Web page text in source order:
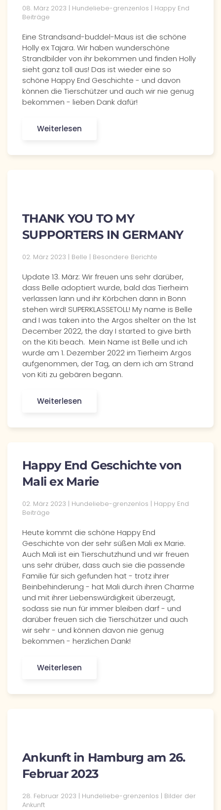
08. März 2023 | Hundeliebe-grenzenlos | Happy End
Beiträge
Eine Strandsand-buddel-Maus ist die schöne
Holly ex Tajara. Wir haben wunderschöne
Strandbilder von ihr bekommen und finden Holly
sieht ganz toll aus! Das ist wieder eine so
schöne Happy End Geschichte - und davon
können die Tierschützer und auch wir nie genug
bekommen - lieben Dank dafür!
Weiterlesen
THANK YOU TO MY
SUPPORTERS IN GERMANY
02. März 2023 | Belle | Besondere Berichte
Update 13. März: Wir freuen uns sehr darüber,
dass Belle adoptiert wurde, bald das Tierheim
verlassen lann und ihr Körbchen dann in Bonn
stehen wird! SUPERKLASSETOLL! My name is Belle
and I was taken into the Argos shelter on the 1st
December 2022, the day I started to give birth
on the Kiti beach. Mein Name ist Belle und ich
wurde am 1. Dezember 2022 im Tierheim Argos
aufgenommen, der Tag, an dem ich am Strand
von Kiti zu gebären begann.
Weiterlesen
Happy End Geschichte von
Mali ex Marie
02. März 2023 | Hundeliebe-grenzenlos | Happy End
Beiträge
Heute kommt die schöne Happy End
Geschichte von der sehr süßen Mali ex Marie.
Auch Mali ist ein Tierschutzhund und wir freuen
uns sehr drüber, dass auch sie die passende
Familie für sich gefunden hat - trotz ihrer
Beinbehinderung - hat Mali durch ihren Charme
und mit ihrer Liebenswürdigkeit überzeugt,
sodass sie nun für immer bleiben darf - und
darüber freuen sich die Tierschützer und auch
wir sehr - und können davon nie genug
bekommen - herzlichen Dank!
Weiterlesen
Ankunft in Hamburg am 26.
Februar 2023
28. Februar 2023 | Hundeliebe-grenzenlos | Bilder der
Ankunft